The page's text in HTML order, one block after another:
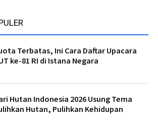
Terbatas, Ini Cara Daftar Upacara
ke-81 RI di Istana Negara
Hutan Indonesia 2026 Usung Tema
Hutan, Pulihkan Kehidupan